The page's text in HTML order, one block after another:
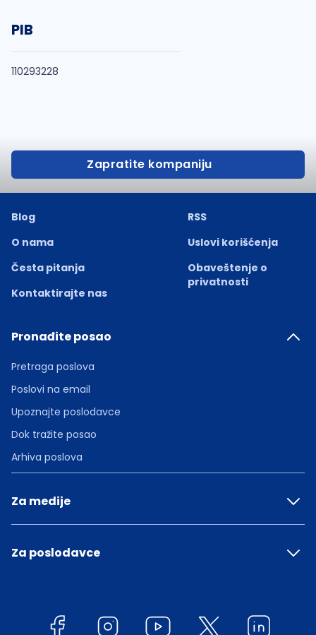
PIB
110293228
Zapratite kompaniju
Blog
O nama
Česta pitanja
Kontaktirajte nas
RSS
Uslovi korišćenja
Obaveštenje o
privatnosti
Pronađite posao
Pretraga poslova
Poslovi na email
Upoznajte poslodavce
Dok tražite posao
Arhiva poslova
Za medije
Za poslodavce